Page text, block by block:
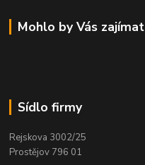
Mohlo by Vás zajímat
Sídlo firmy
Rejskova 3002/25
Prostějov 796 01